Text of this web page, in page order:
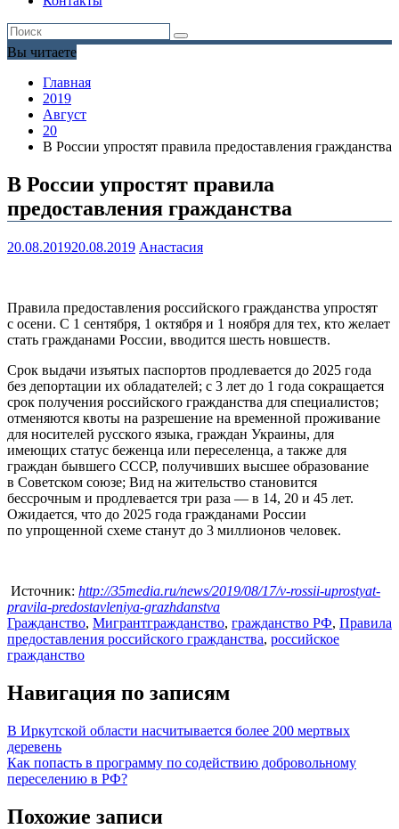
Вы читаете
Главная
2019
Август
20
В России упростят правила предоставления гражданства
В России упростят правила
предоставления гражданства
20.08.201920.08.2019 Анастасия
Правила предоставления российского гражданства упростят
с осени. С 1 сентября, 1 октября и 1 ноября для тех, кто желает
стать гражданами России, вводится шесть новшеств.
Срок выдачи изъятых паспортов продлевается до 2025 года
без депортации их обладателей; с 3 лет до 1 года сокращается
срок получения российского гражданства для специалистов;
отменяются квоты на разрешение на временной проживание
для носителей русского языка, граждан Украины, для
имеющих статус беженца или переселенца, а также для
граждан бывшего СССР, получивших высшее образование
в Советском союзе; Вид на жительство становится
бессрочным и продлевается три раза — в 14, 20 и 45 лет.
Ожидается, что до 2025 года гражданами России
по упрощенной схеме станут до 3 миллионов человек.
Источник: http://35media.ru/news/2019/08/17/v-rossii-uprostyat-
pravila-predostavleniya-grazhdanstva
Гражданство, Мигрантгражданство, гражданство РФ, Правила
предоставления российского гражданства, российское
гражданство
Навигация по записям
В Иркутской области насчитывается более 200 мертвых
деревень
Как попасть в программу по содействию добровольному
переселению в РФ?
Похожие записи